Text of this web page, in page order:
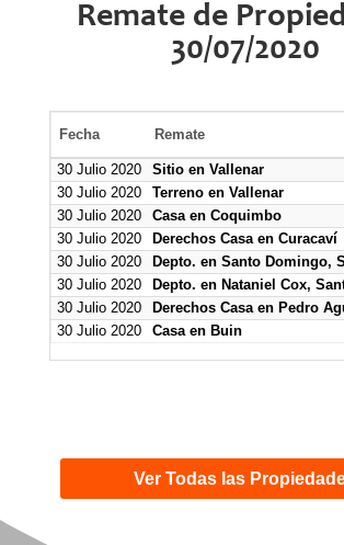
Remate de
30/07/2020
Fecha Remate
30 Julio 2020 Sitio en Vallenar
30 Julio 2020
Terreno en Vallenar
30 Julio 2020
Casa en Coquimbo
30 Julio 2020
Derechos Casa en Curacaví
30 Julio 2020
Depto. en Santo Domingo,
30 Julio 2020
Depto. en Nataniel Cox,
30 Julio 2020
Derechos Casa en Pedro
30 Julio 2020
Casa en Buin
Ver Todas las